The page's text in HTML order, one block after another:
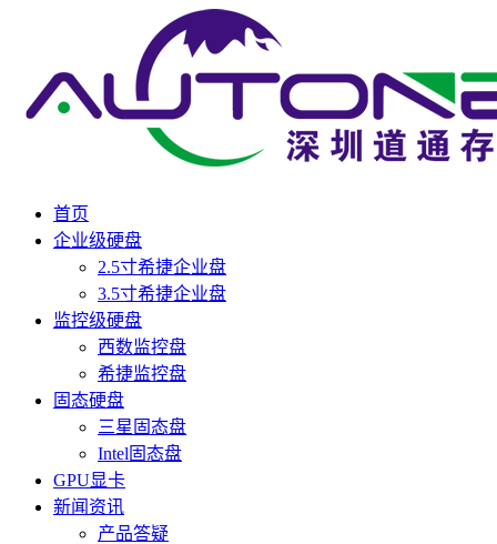
首页
企业级硬盘
2.5寸希捷企业盘
3.5寸希捷企业盘
监控级硬盘
西数监控盘
希捷监控盘
固态硬盘
三星固态盘
Intel固态盘
GPU显卡
新闻资讯
产品答疑